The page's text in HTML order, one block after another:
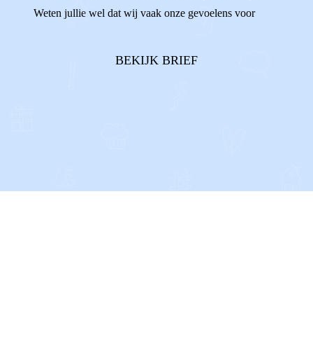
Weten jullie wel dat wij vaak onze gevoelens voor
BEKIJK BRIEF